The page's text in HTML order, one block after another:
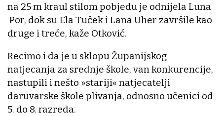
na 25 m kraul stilom pobjedu je odnijela Luna
Por, dok su Ela Tuček i Lana Uher završile kao
druge i treće, kaže Otković.
Recimo i da je u sklopu Županijskog
natjecanja za srednje škole, van konkurencije,
nastupili i nešto »stariji« natjecatelji
daruvarske škole plivanja, odnosno učenici od
5. do 8. razreda.